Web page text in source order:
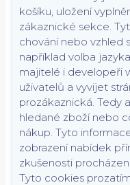
košíku, uložení
zákaznické sekce.
chování nebo vzhled
například volba
majitelé i developeři
uživatelů a vyvijet
prozákaznická. Tedy
hledané zboží nebo
nákup. Tyto
zobrazení nabídek
zkušenosti
Tyto cookies